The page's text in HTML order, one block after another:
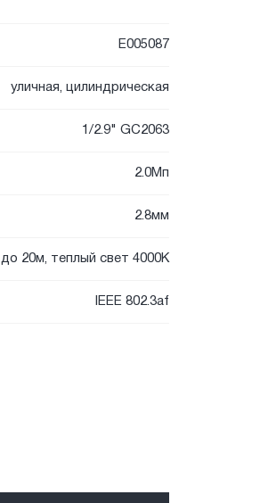
E005087
уличная, цилиндрическая
1/2.9" GC2063
2.0Мп
2.8мм
до 20м, теплый свет 4000К
IEEE 802.3af